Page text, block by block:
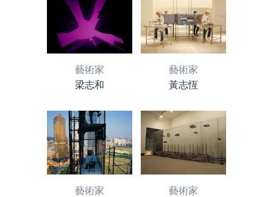
藝術家
梁志和
藝術家
黃志恆
藝術家
藝術家